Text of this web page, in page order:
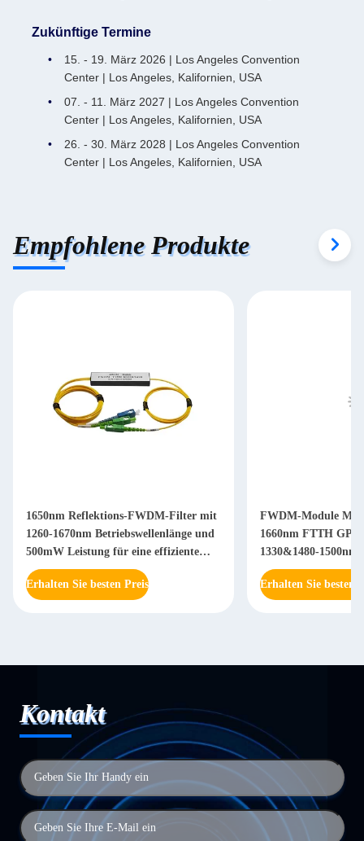
Zukünftige Termine
15. - 19. März 2026 | Los Angeles Convention
Center | Los Angeles, Kalifornien, USA
07. - 11. März 2027 | Los Angeles Convention
Center | Los Angeles, Kalifornien, USA
26. - 30. März 2028 | Los Angeles Convention
Center | Los Angeles, Kalifornien, USA
Empfohlene Produkte
1650nm Reflektions-FWDM-Filter mit
1260-1670nm Betriebswellenlänge und
500mW Leistung für eine effiziente
Signaltrennung
Erhalten Sie besten Preis
FWDM-Module
1660nm FTTH
1330&1480-1500nm
1280&1575-
Randfilter WDM
Erhalten Sie besten
Kontakt